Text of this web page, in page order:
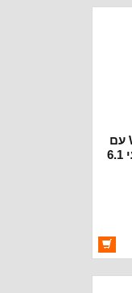
בית מצערת ג.צירוקי WK עם
מנועי 5.7 כולל WK ומנועי 6.1